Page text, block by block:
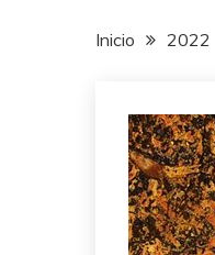
Inicio 2022